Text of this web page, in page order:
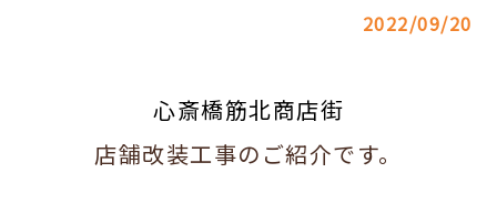
2022/09/20
心斎橋筋北商店街
店舗改装工事のご紹介です。